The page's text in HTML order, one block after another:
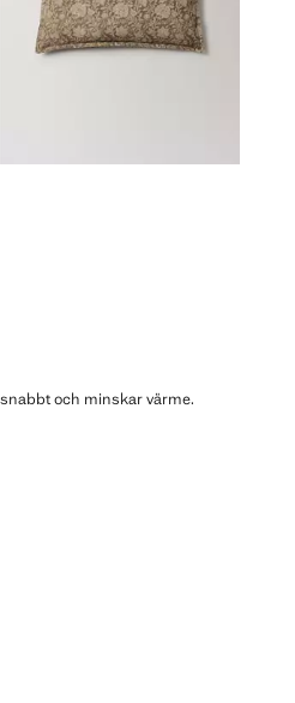
och minskar värme.